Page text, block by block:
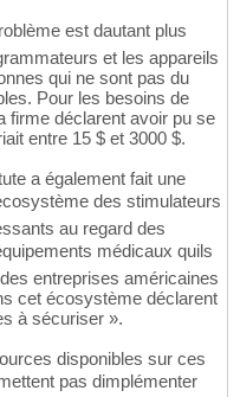
est dautant plus
et les appareils
qui ne sont pas du
Pour les besoins de
firme déclarent avoir pu se
entre 15 $ et 3000 $.
a également fait une
des stimulateurs
au regard des
médicaux quils
entreprises américaines
cet écosystème déclarent
à sécuriser ».
disponibles sur ces
pas dimplémenter